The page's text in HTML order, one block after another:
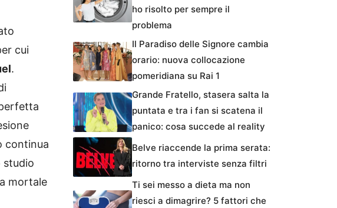
cui
.
continua
studio
mortale
ho risolto per sempre il
problema
Il Paradiso delle Signore cambia
orario: nuova collocazione
pomeridiana su Rai 1
Grande Fratello, stasera salta la
puntata e tra i fan si scatena il
panico: cosa succede al reality
Belve riaccende la prima serata:
ritorno tra interviste senza filtri
Ti sei messo a dieta ma non
riesci a dimagrire? 5 fattori che